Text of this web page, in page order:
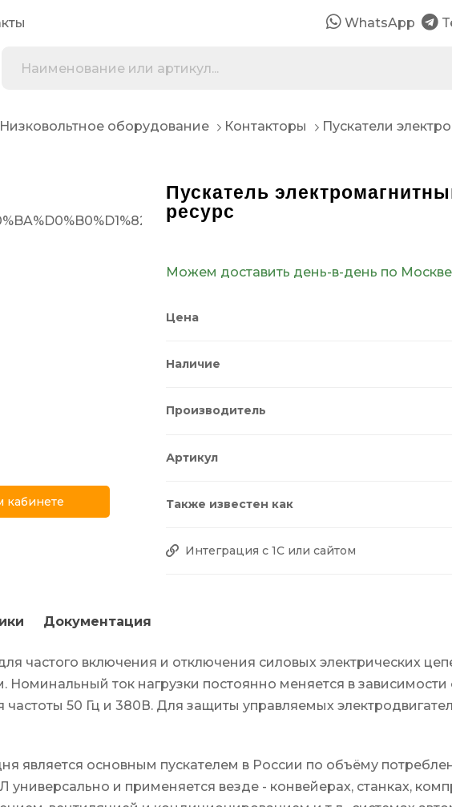
WhatsApp
Низковольтное оборудование Контакторы Пускатели
кабинете
Пускатель
ресурс
Можем доставить день-в-день по
Цена
Наличие
Производитель
Артикул
Также известен как
Интеграция с 1С или сайтом
Документация
частого включения и отключения силовых электрических
ток нагрузки постоянно меняется в зависимости
50 Гц и 380В. Для защиты управляемых
является основным пускателем в России по объёму
и применяется везде - конвейерах, станках,